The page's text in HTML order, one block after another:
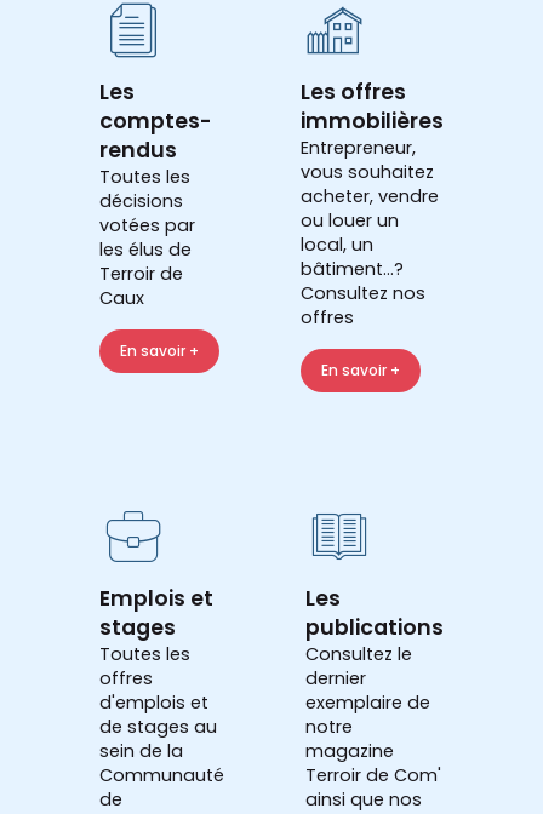
Les
comptes-
rendus
Toutes les
décisions
votées par
les élus de
Terroir de
Caux
En savoir +
Les offres
immobilières
Entrepreneur,
vous souhaitez
acheter, vendre
ou louer un
local, un
bâtiment...?
Consultez nos
offres
En savoir +
Emplois et
stages
Toutes les
offres
d'emplois et
de stages au
sein de la
Communauté
de
Les
publications
Consultez le
dernier
exemplaire de
notre
magazine
Terroir de Com'
ainsi que nos